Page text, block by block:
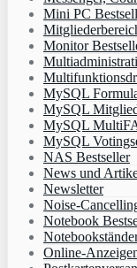
Mini PC
Monitor
MySQL
MySQL
MySQL
MySQL
NAS Bestseller
News und
Newsletter
Noise-
Notebook
Online-